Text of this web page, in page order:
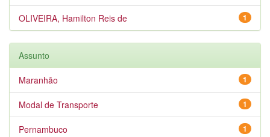
1
OLIVEIRA, Hamilton Reis de
Assunto
1
Maranhão
1
Modal de Transporte
1
Pernambuco